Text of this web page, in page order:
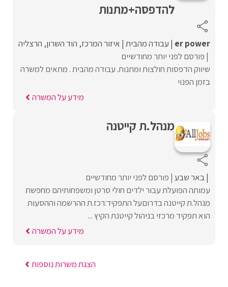
להדפסה+מתנות
er power עבודה מהבית איזור המרכז הוד השרון הרצליה
פורסם לפני יותר מחודשיים
שיווק הדפסות חולצות ומתנות. עבודה מהבית . מתאים למשרה
בזמן הפנוי
מידע על המשרה
מנהל.ת קייטנה
באר שבע פורסם לפני יותר מחודשיים
עמותה הפועלת עבור ילדים חולי סרטן ומשפחותיהם מחפשת
מנהל.ת קייטנה בדרוםעל התפקיד:רכז.ת ההרשמה וההסעות
הוא תפקיד מרכזי בניהול קייטנת הקיץ ...
מידע על המשרה
הצגת משרות נוספות